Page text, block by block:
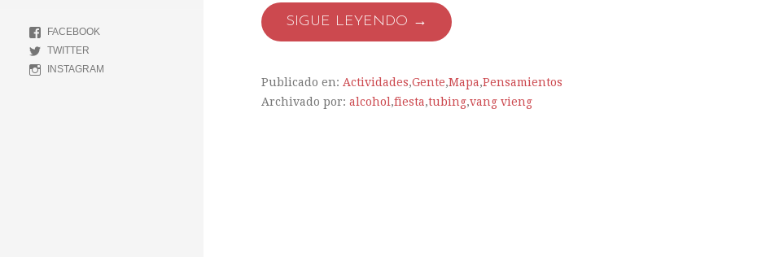
FACEBOOK
TWITTER
INSTAGRAM
SIGUE LEYENDO →
Publicado en: Actividades,Gente,Mapa,Pensamientos
Archivado por: alcohol ,fiesta,tubing,vang vieng